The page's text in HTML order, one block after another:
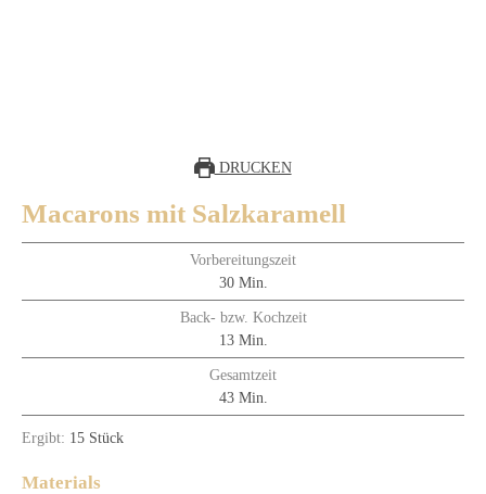
DRUCKEN
Macarons mit Salzkaramell
Vorbereitungszeit
30Minuten
Min.
Back- bzw. Kochzeit
13Minuten
Min.
Gesamtzeit
43Minuten
Min.
Ergibt: 15 Stück
Materials